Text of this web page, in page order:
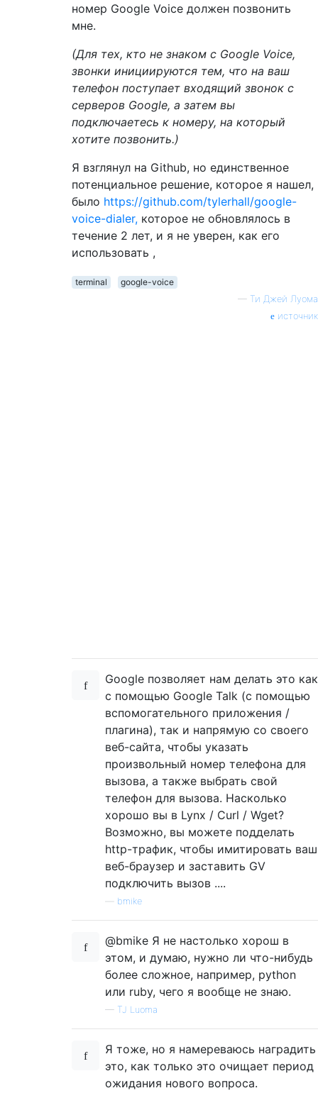
номер Google Voice должен позвонить
мне.
(Для тех, кто не знаком с Google Voice,
звонки инициируются тем, что на ваш
телефон поступает входящий звонок с
серверов Google, а затем вы
подключаетесь к номеру, на который
хотите позвонить.)
Я взглянул на Github, но единственное
потенциальное решение, которое я нашел,
было https://github.com/tylerhall/google-
voice-dialer, которое не обновлялось в
течение 2 лет, и я не уверен, как его
использовать ,
terminal
google-voice
— Ти Джей Луома
источник
Google позволяет нам делать это как
с помощью Google Talk (с помощью
вспомогательного приложения /
плагина), так и напрямую со своего
веб-сайта, чтобы указать
произвольный номер телефона для
вызова, а также выбрать свой
телефон для вызова. Насколько
хорошо вы в Lynx / Curl / Wget?
Возможно, вы можете подделать
http-трафик, чтобы имитировать ваш
веб-браузер и заставить GV
подключить вызов ....
bmike
@bmike Я не настолько хорош в
этом, и думаю, нужно ли что-нибудь
более сложное, например, python
или ruby, чего я вообще не знаю.
— TJ Luoma
Я тоже, но я намереваюсь наградить
это, как только это очищает период
ожидания нового вопроса.